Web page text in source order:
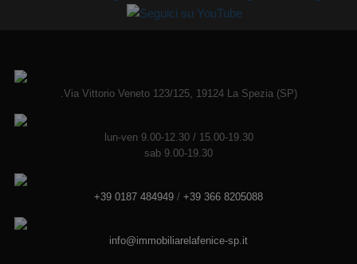
.Via Vittorio Veneto 123/125, 19124 La Spezia (SP)
lun-ven 9.00-12.30 / 15.00-19.30
sab 9.00-19.30
+39 0187 484949 / +39 366 8205088
info@immobiliarelafenice-sp.it